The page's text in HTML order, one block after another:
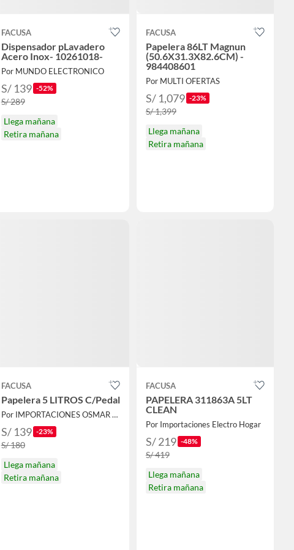
FACUSA
Dispensador pLavadero
Acero Inox- 10261018-
Por MUNDO ELECTRONICO
S/ 139 -52%
S/ 289
Llega mañana
Retira mañana
FACUSA
Papelera 86LT Magnun
(50.6X31.3X82.6CM) -
984408601
Por MULTI OFERTAS
S/ 1,079 -23%
S/ 1,399
Llega mañana
Retira mañana
FACUSA
Papelera 5 LITROS C/Pedal
Por IMPORTACIONES OSMAR S.A.C.
S/ 139 -23%
S/ 180
Llega mañana
Retira mañana
FACUSA
PAPELERA 311863A 5LT
CLEAN
Por Importaciones Electro Hogar
S/ 219 -48%
S/ 419
Llega mañana
Retira mañana